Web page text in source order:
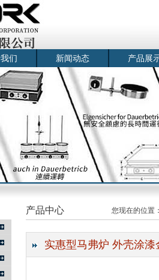
们 新闻动态 产品展
产品中心 您现在的位置
实惠型马弗炉 外壳涂